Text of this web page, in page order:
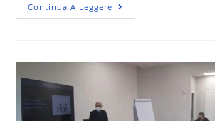
Continua A Leggere